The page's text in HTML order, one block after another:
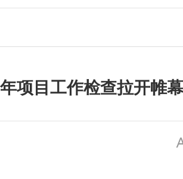
项目工作检查拉开帷幕